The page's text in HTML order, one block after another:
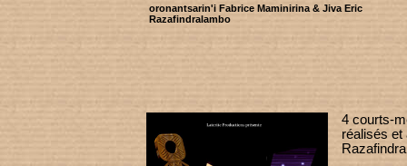
oronantsarin'i Fabrice Maminirina & Jiva Eric
Razafindralambo
4 courts-
réalisés et